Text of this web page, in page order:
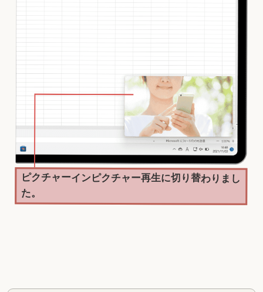
ピクチャーインピクチャー再生に切り替わりまし
た。